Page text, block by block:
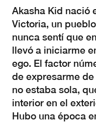
Akasha Kid nació
Victoria, un
nunca sentí que
llevó a iniciarme
ego. El factor
de expresarme
no estaba sola,
interior en el
Hubo una época